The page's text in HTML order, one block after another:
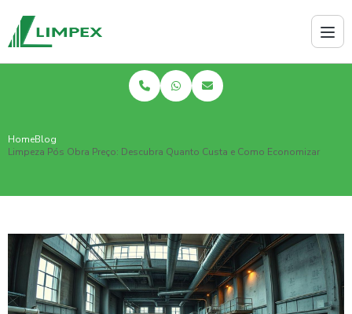
HomeBlog
Limpeza Pós Obra Preço: Descubra Quanto Custa e Como Economizar